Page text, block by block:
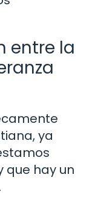
entre la
ya
que hay un